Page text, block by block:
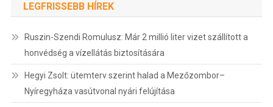
LEGFRISSEBB HÍREK
Ruszin-Szendi Romulusz: Már 2 millió liter vizet szállított a
honvédség a vízellátás biztosítására
Hegyi Zsolt: ütemterv szerint halad a Mezőzombor–
Nyíregyháza vasútvonal nyári felújítása